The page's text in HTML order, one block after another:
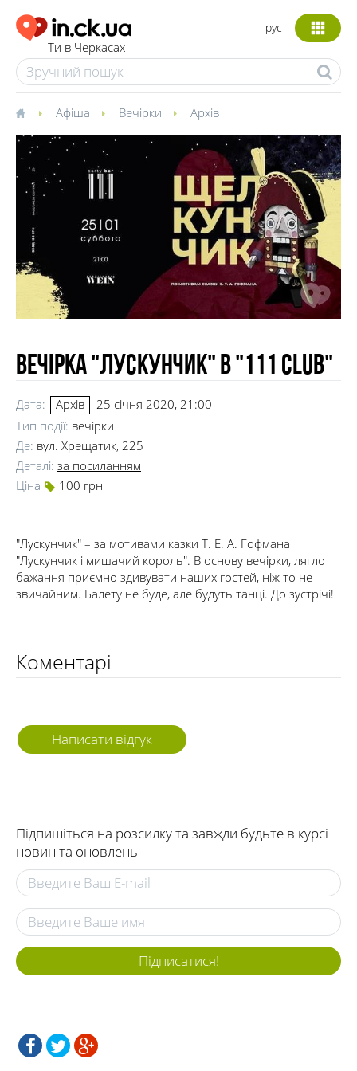
Ти в Черкасах
рус
Афіша Вечірки Архів
Вечірка "Лускунчик" в "111 club"
Дата: Архів
25 січня 2020, 21:00
Тип події: вечірки
Де: вул. Хрещатик, 225
Деталі: за посиланням
Ціна
100 грн
"Лускунчик" – за мотивами казки Т. Е. А. Гофмана
"Лускунчик і мишачий король". В основу вечірки, лягло
бажання приємно здивувати наших гостей, ніж то не
звичайним. Балету не буде, але будуть танці. До зустрічі!
Коментарі
Написати відгук
Підпишіться на розсилку та завжди будьте в курсі
новин та оновлень
Підписатися!